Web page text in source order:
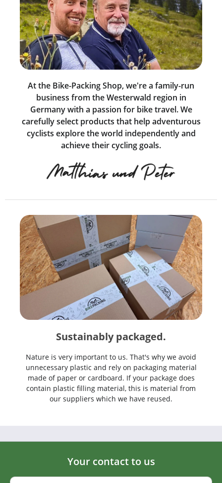
At the Bike-Packing Shop, we're a family-run
business from the Westerwald region in
Germany with a passion for bike travel. We
carefully select products that help adventurous
cyclists explore the world independently and
achieve their cycling goals.
Sustainably packaged.
Nature is very important to us. That's why we avoid
unnecessary plastic and rely on packaging material
made of paper or cardboard. If your package does
contain plastic filling material, this is material from
our suppliers which we have reused.
Your contact to us